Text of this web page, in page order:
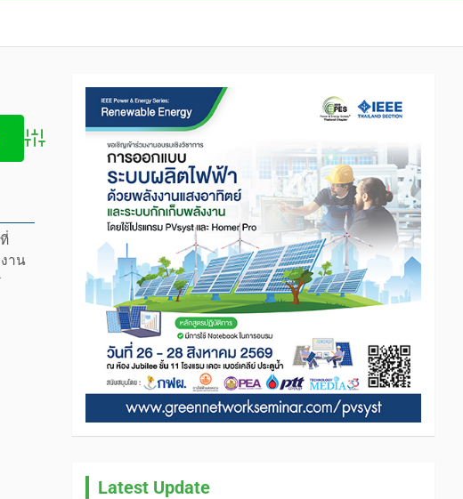
Advanced Search
าน
Latest Update